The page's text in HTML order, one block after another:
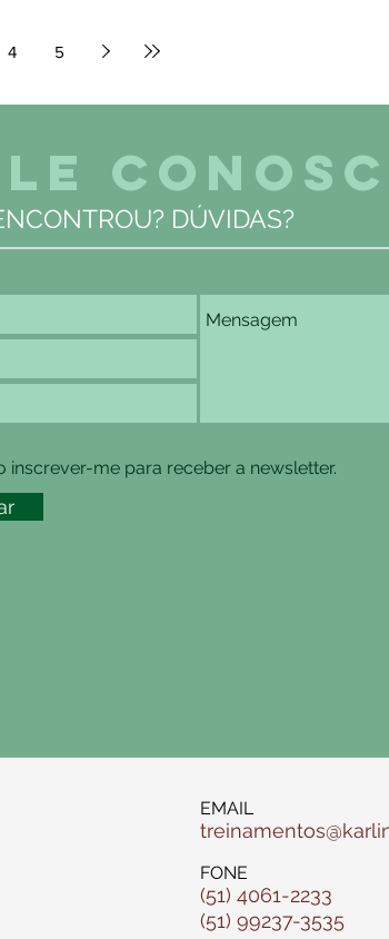
4 5
DÚVIDAS?
inscrever-me para receber a newsletter.
EMAIL
FONE
(51) 4061-2233
(51) 99237-3535